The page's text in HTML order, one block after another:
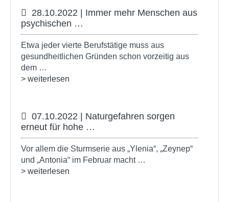
28.10.2022 | Immer mehr Menschen aus
psychischen …
Etwa jeder vierte Berufstätige muss aus
gesundheitlichen Gründen schon vorzeitig aus
dem …
> weiterlesen
07.10.2022 | Naturgefahren sorgen
erneut für hohe …
Vor allem die Sturmserie aus „Ylenia“, „Zeynep“
und „Antonia“ im Februar macht …
> weiterlesen